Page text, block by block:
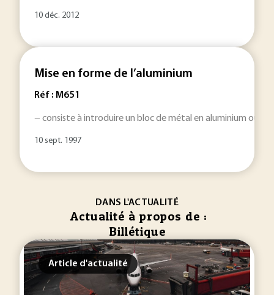
10 déc. 2012
Mise en forme de l’aluminium
Réf : M651
− consiste à introduire un bloc de métal en aluminium ou
10 sept. 1997
DANS L'ACTUALITÉ
Actualité à propos de :
Billétique
Article d'actualité